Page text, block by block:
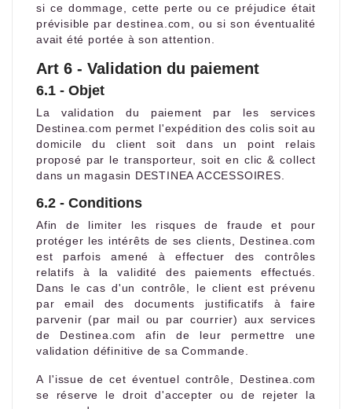
si ce dommage, cette perte ou ce préjudice était
prévisible par destinea.com, ou si son éventualité
avait été portée à son attention.
Art 6 - Validation du paiement
6.1 - Objet
La validation du paiement par les services
Destinea.com permet l'expédition des colis soit au
domicile du client soit dans un point relais
proposé par le transporteur, soit en clic & collect
dans un magasin DESTINEA ACCESSOIRES.
6.2 - Conditions
Afin de limiter les risques de fraude et pour
protéger les intérêts de ses clients, Destinea.com
est parfois amené à effectuer des contrôles
relatifs à la validité des paiements effectués.
Dans le cas d'un contrôle, le client est prévenu
par email des documents justificatifs à faire
parvenir (par mail ou par courrier) aux services
de Destinea.com afin de leur permettre une
validation définitive de sa Commande.
A l'issue de cet éventuel contrôle, Destinea.com
se réserve le droit d'accepter ou de rejeter la